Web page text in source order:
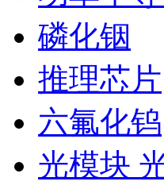
磷化铟
推理芯片
六氟化钨
光模块